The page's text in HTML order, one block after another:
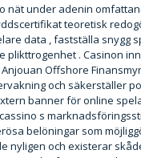
nät under adenin
teoretisk
data , fastställa snygg
plikttrogenhet . Casinon
Offshore
och säkerställer
banner för online
s
belöningar som
nyligen och existerar